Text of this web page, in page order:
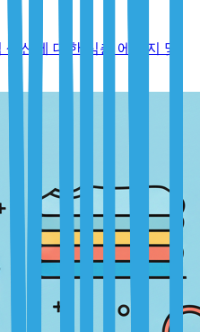
산에 대한 심층 에너지 및